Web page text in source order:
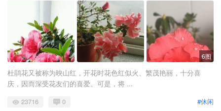
6图
杜鹃花又被称为映山红，开花时花色红似火、繁茂艳丽，十分喜
庆，因而深受花友们的喜爱。可是，将 ...
#休闲
23716 0